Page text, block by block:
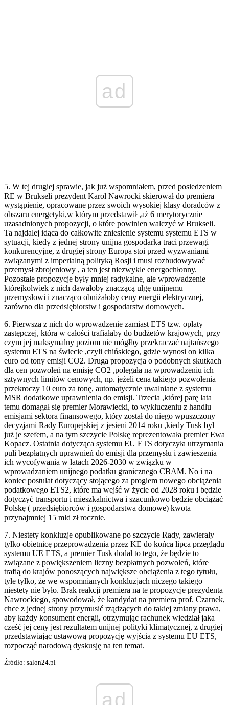
ad
5. W tej drugiej sprawie, jak już wspomniałem, przed posiedzeniem
RE w Brukseli prezydent Karol Nawrocki skierował do premiera
wystąpienie, opracowane przez swoich wysokiej klasy doradców z
obszaru energetyki,w którym przedstawił ,aż 6 merytorycznie
uzasadnionych propozycji, o które powinien walczyć w Brukseli.
Ta najdalej idąca do całkowite zniesienie systemu systemu ETS w
sytuacji, kiedy z jednej strony unijna gospodarka traci przewagi
konkurencyjne, z drugiej strony Europa stoi przed wyzwaniami
związanymi z imperialną polityką Rosji i musi rozbudowywać
przemysł zbrojeniowy , a ten jest niezwykle energochłonny.
Pozostałe propozycje były mniej radykalne, ale wprowadzenie
którejkolwiek z nich dawałoby znaczącą ulgę unijnemu
przemysłowi i znacząco obniżałoby ceny energii elektrycznej,
zarówno dla przedsiębiorstw i gospodarstw domowych.
6. Pierwsza z nich do wprowadzenie zamiast ETS tzw. opłaty
zastępczej, która w całości trafiałaby do budżetów krajowych, przy
czym jej maksymalny poziom nie mógłby przekraczać najtańszego
systemu ETS na świecie ,czyli chińskiego, gdzie wynosi on kilka
euro od tony emisji CO2. Druga propozycja o podobnych skutkach
dla cen pozwoleń na emisję CO2 ,polegała na wprowadzeniu ich
sztywnych limitów cenowych, np. jeżeli cena takiego pozwolenia
przekroczy 10 euro za tonę, automatycznie uwalniane z systemu
MSR dodatkowe uprawnienia do emisji. Trzecia ,której parę lata
temu domagał się premier Morawiecki, to wykluczeniu z handlu
emisjami sektora finansowego, który został do niego wpuszczony
decyzjami Rady Europejskiej z jesieni 2014 roku ,kiedy Tusk był
już je szefem, a na tym szczycie Polskę reprezentowała premier Ewa
Kopacz. Ostatnia dotycząca systemu EU ETS dotyczyła utrzymania
puli bezpłatnych uprawnień do emisji dla przemysłu i zawieszenia
ich wycofywania w latach 2026-2030 w związku w
wprowadzaniem unijnego podatku granicznego CBAM. No i na
koniec postulat dotyczący stojącego za progiem nowego obciążenia
podatkowego ETS2, które ma wejść w życie od 2028 roku i będzie
dotyczyć transportu i mieszkalnictwa i szacunkowo będzie obciążać
Polskę ( przedsiębiorców i gospodarstwa domowe) kwota
przynajmniej 15 mld zł rocznie.
7. Niestety konkluzje opublikowane po szczycie Rady, zawierały
tylko obietnicę przeprowadzenia przez KE do końca lipca przeglądu
systemu UE ETS, a premier Tusk dodał to tego, że będzie to
związane z powiększeniem liczny bezpłatnych pozwoleń, które
trafią do krajów ponoszących największe obciążenia z tego tytułu,
tyle tylko, że we wspomnianych konkluzjach niczego takiego
niestety nie było. Brak reakcji premiera na te propozycje prezydenta
Nawrockiego, spowodował, że kandydat na premiera prof. Czarnek,
chce z jednej strony przymusić rządzących do takiej zmiany prawa,
aby każdy konsument energii, otrzymując rachunek wiedział jaka
cześć jej ceny jest rezultatem unijnej polityki klimatycznej, z drugiej
przedstawiając ustawową propozycję wyjścia z systemu EU ETS,
rozpocząć narodową dyskusję na ten temat.
Źródło: salon24.pl
ad